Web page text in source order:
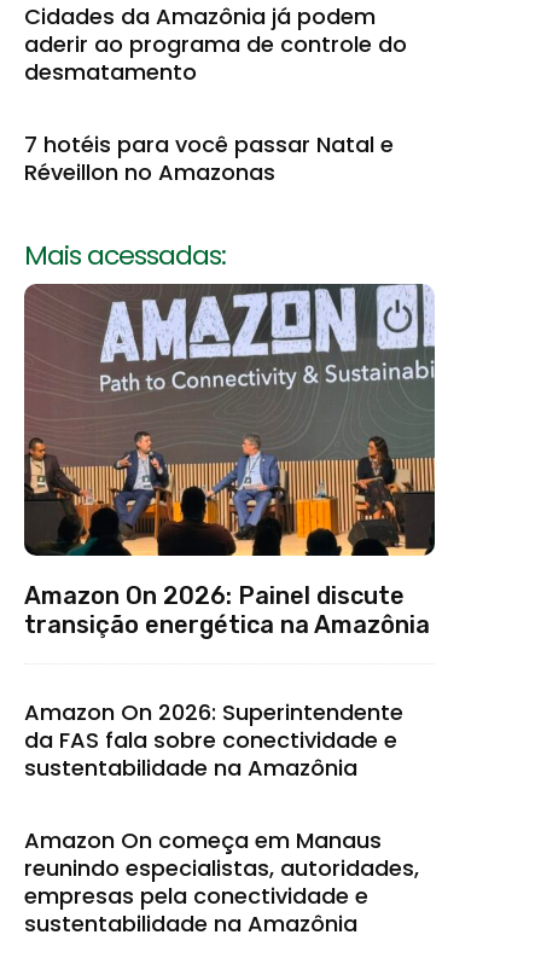
Cidades da Amazônia já podem
aderir ao programa de controle do
desmatamento
7 hotéis para você passar Natal e
Réveillon no Amazonas
Mais acessadas:
Amazon On 2026: Painel discute
transição energética na Amazônia
Amazon On 2026: Superintendente
da FAS fala sobre conectividade e
sustentabilidade na Amazônia
Amazon On começa em Manaus
reunindo especialistas, autoridades,
empresas pela conectividade e
sustentabilidade na Amazônia